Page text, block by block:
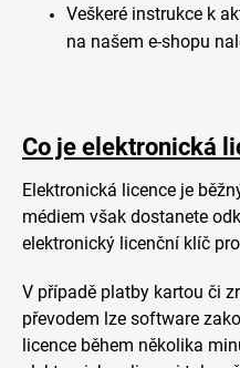
Veškeré instrukce k
na našem e-shopu
Co je elektronická
Elektronická licence je
médiem však dostanete
elektronický licenční klíč
V případě platby kartou či
převodem lze software
licence během několika